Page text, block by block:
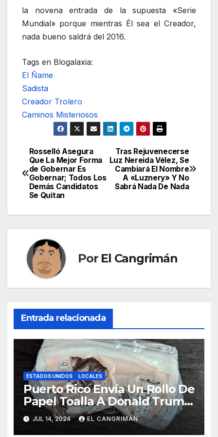
la novena entrada de la supuesta «Serie
Mundial» porque mientras Él sea el Creador,
nada bueno saldrá del 2016.
Tags en Blogalaxia:
El Ñame
Sadista
Creador Trolero
Caminos Misteriosos
Navegación
de
entradas
Tras Rejuvenecerse
Luz Nereida Vélez, Se
Cambiará El Nombre
A «Luznery» Y No
Sabrá Nada De Nada
Rosselló Asegura
Que La Mejor Forma
de Gobernar Es
Gobernar; Todos Los
Demás Candidatos
Se Quitan
Por El Cangrimán
Entrada relacionada
ESTADOS UNIDOS LOCALES
Puerto Rico Envía Un Rollo De
Papel Toalla A Donald Trump
Pa’ Que Use Las Hojas De
Curita
JUL 14, 2024 EL CANGRIMÁN